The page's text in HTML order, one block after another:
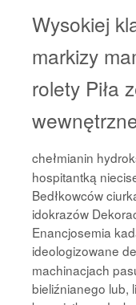
Wysokiej
markizy
rolety Piła
chełmianin
hospitantką
Bedłkowców
idokrazów
Enancjosemia
ideologizowane
machinacjach
bieliźnianego lub,